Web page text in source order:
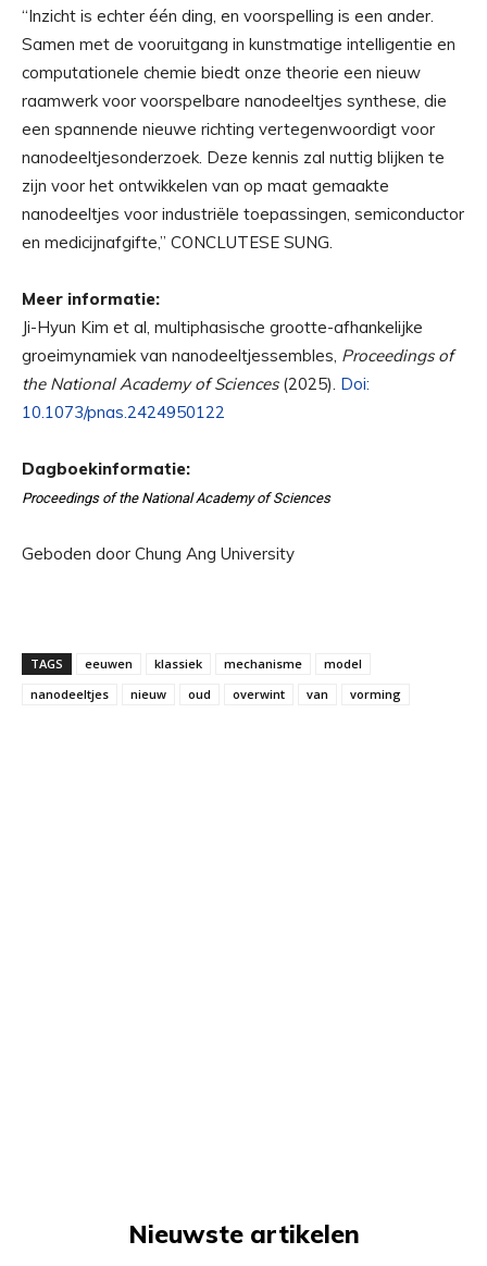
“Inzicht is echter één ding, en voorspelling is een ander.
Samen met de vooruitgang in kunstmatige intelligentie en
computationele chemie biedt onze theorie een nieuw
raamwerk voor voorspelbare nanodeeltjes synthese, die
een spannende nieuwe richting vertegenwoordigt voor
nanodeeltjesonderzoek. Deze kennis zal nuttig blijken te
zijn voor het ontwikkelen van op maat gemaakte
nanodeeltjes voor industriële toepassingen, semiconductor
en medicijnafgifte,” CONCLUTESE SUNG.
Meer informatie:
Ji-Hyun Kim et al, multiphasische grootte-afhankelijke
groeimynamiek van nanodeeltjessembles, Proceedings of
the National Academy of Sciences(2025). Doi:
10.1073/pnas.2424950122
Dagboekinformatie:
Proceedings of the National Academy of Sciences
Geboden door Chung Ang University
TAGS eeuwen klassiek mechanisme
model
nanodeeltjes
nieuw oud overwint van vorming
Nieuwste artikelen